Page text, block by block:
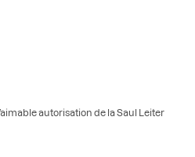
autorisation de la Saul Leiter